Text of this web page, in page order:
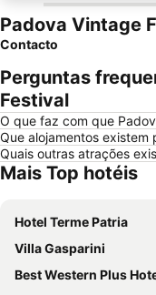
Padova Vintage
Contacto
Perguntas
Festival
O que faz com que
Que alojamentos existem
Quais outras atrações
Mais Top hotéis
Hotel Terme Patria
Villa Gasparini
Best Western Plus Hotel Galileo